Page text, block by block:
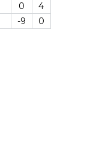
0
4
-9 0